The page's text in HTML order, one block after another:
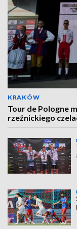
KRAKÓW
Tour de Pologne
rzeźnickiego